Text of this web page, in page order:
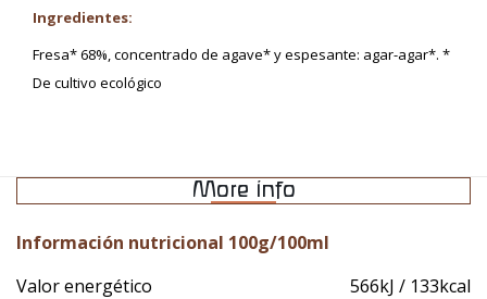
Ingredientes:
Fresa* 68%, concentrado de agave* y espesante: agar-agar*. *
De cultivo ecológico
More info
Información nutricional 100g/100ml
Valor energético
566kJ / 133kcal